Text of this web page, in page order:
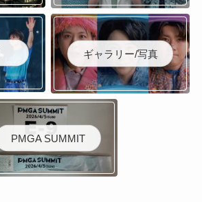
ギャラリー/写真
PMGA SUMMIT